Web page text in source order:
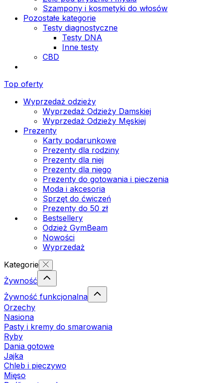
Szampony i kosmetyki do włosów
Pozostałe kategorie
Testy diagnostyczne
Testy DNA
Inne testy
CBD
Top oferty
Wyprzedaż odzieży
Wyprzedaż Odzieży Damskiej
Wyprzedaż Odzieży Męskiej
Prezenty
Karty podarunkowe
Prezenty dla rodziny
Prezenty dla niej
Prezenty dla niego
Prezenty do gotowania i pieczenia
Moda i akcesoria
Sprzęt do ćwiczeń
Prezenty do 50 zł
Bestsellery
Odzież GymBeam
Nowości
Wyprzedaż
Kategorie
Żywność
Żywność funkcjonalna
Orzechy
Nasiona
Pasty i kremy do smarowania
Ryby
Dania gotowe
Jajka
Chleb i pieczywo
Mięso